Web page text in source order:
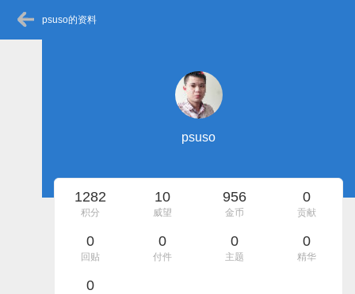
psuso的资料
psuso
1282
积分
10
威望
956
金币
0
贡献
0
回贴
0
付件
0
主题
0
精华
0